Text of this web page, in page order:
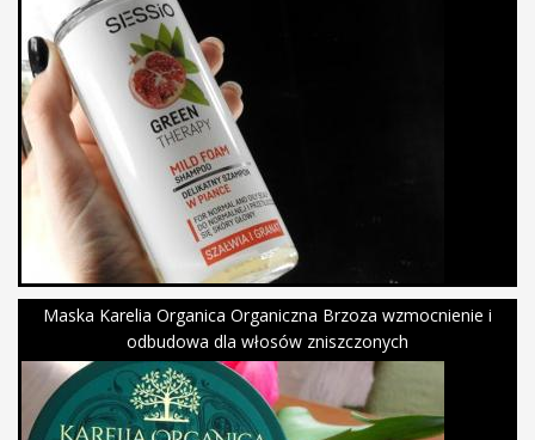
Maska Karelia Organica Organiczna Brzoza wzmocnienie i
odbudowa dla włosów zniszczonych